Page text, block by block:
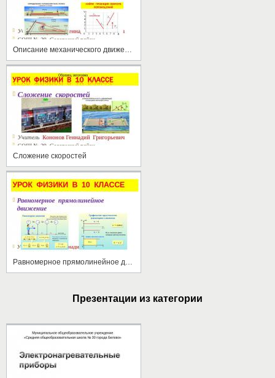
Сложение скоростей
Презентации из категории